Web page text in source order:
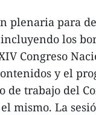
plenaria para
los
Congreso
y el
trabajo del
mismo. La